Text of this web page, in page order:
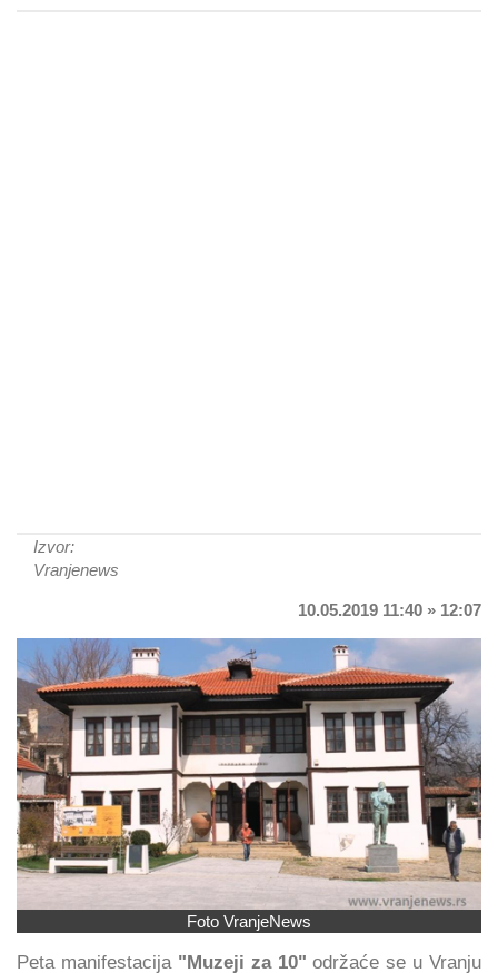
Izvor:
Vranjenews
10.05.2019 11:40 » 12:07
Foto VranjeNews
Peta manifestacija "Muzeji za 10" održaće se u Vranju